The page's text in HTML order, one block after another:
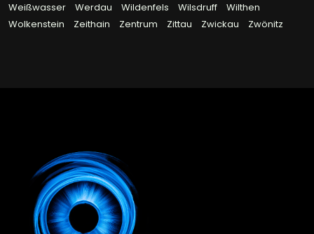
Weißwasser
Werdau Wildenfels Wilsdruff
Wilthen
Wolkenstein
Zeithain Zentrum Zittau Zwickau Zwönitz